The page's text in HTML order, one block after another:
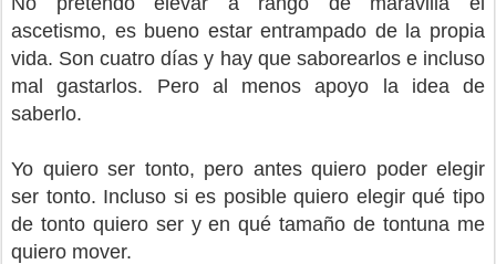
ascetismo, es bueno estar entrampado de la propia
vida. Son cuatro días y hay que saborearlos e incluso
mal gastarlos. Pero al menos apoyo la idea de
saberlo.
Yo quiero ser tonto, pero antes quiero poder elegir
ser tonto. Incluso si es posible quiero elegir qué tipo
de tonto quiero ser y en qué tamaño de tontuna me
quiero mover.